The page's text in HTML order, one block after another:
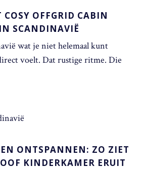
COSY OFFGRID CABIN
SCANDINAVIË
wat je niet helemaal kunt
voelt. Dat rustige ritme. Die
ONTSPANNEN: ZO ZIET
KINDERKAMER ERUIT